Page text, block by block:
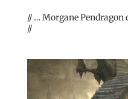
// … Morgane Pendragon
//